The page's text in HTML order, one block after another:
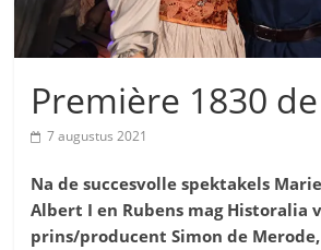
Première 1830
7 augustus 2021
Na de succesvolle spektakels
Albert I en Rubens mag Historalia
prins/producent Simon de